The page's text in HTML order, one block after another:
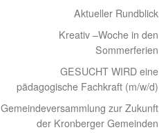
Aktueller Rundblick
Kreativ –Woche in den
Sommerferien
GESUCHT WIRD eine
pädagogische Fachkraft (m/w/d)
Gemeindeversammlung zur Zukunft
der Kronberger Gemeinden